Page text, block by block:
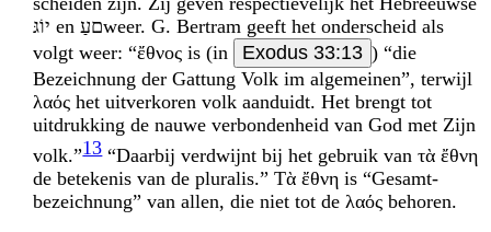
גּוֹי enעַםweer. G. Bertram geeft het onder­scheid als
volgt weer: “ἔθνος is (in
Exodus 33:13 ) “die
Bezeichnung der Gattung Volk im algemeinen”, terwijl
λαός het uitverkoren volk aanduidt. Het brengt tot
uitdrukking de nauwe verbondenheid van God met Zijn
volk.”13“Daarbij verdwijnt bij het gebruik van τὰ ἔθνη
de betekenis van de pluralis.” Τὰ ἔθνη is “Gesamt­
bezeichnung” van allen, die niet tot de λαός behoren.